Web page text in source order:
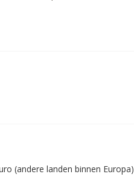
(andere landen binnen Europa)